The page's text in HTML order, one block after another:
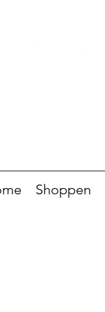
Shoppen